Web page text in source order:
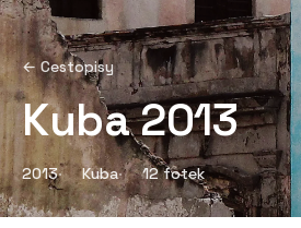
← Cestopisy
Kuba 2013
2013 Kuba 12 fotek